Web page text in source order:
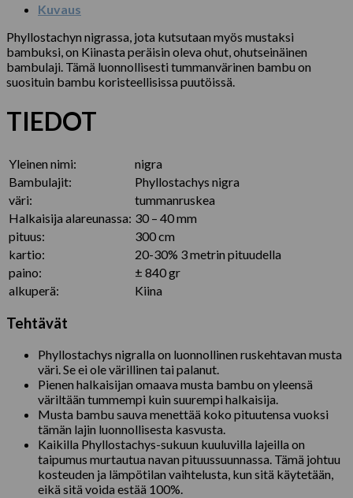
Kuvaus
Phyllostachyn nigrassa, jota kutsutaan myös mustaksi
bambuksi, on Kiinasta peräisin oleva ohut, ohutseinäinen
bambulaji. Tämä luonnollisesti tummanvärinen bambu on
suosituin bambu koristeellisissa puutöissä.
TIEDOT
Yleinen nimi:
nigra
Bambulajit:
Phyllostachys nigra
väri:
tummanruskea
Halkaisija alareunassa: 30 – 40 mm
pituus:
300 cm
kartio:
20-30% 3 metrin pituudella
paino:
± 840 gr
alkuperä:
Kiina
Tehtävät
Phyllostachys nigralla on luonnollinen ruskehtavan musta
väri. Se ei ole värillinen tai palanut.
Pienen halkaisijan omaava musta bambu on yleensä
väriltään tummempi kuin suurempi halkaisija.
Musta bambu sauva menettää koko pituutensa vuoksi
tämän lajin luonnollisesta kasvusta.
Kaikilla Phyllostachys-sukuun kuuluvilla lajeilla on
taipumus murtautua navan pituussuunnassa. Tämä johtuu
kosteuden ja lämpötilan vaihtelusta, kun sitä käytetään,
eikä sitä voida estää 100%.